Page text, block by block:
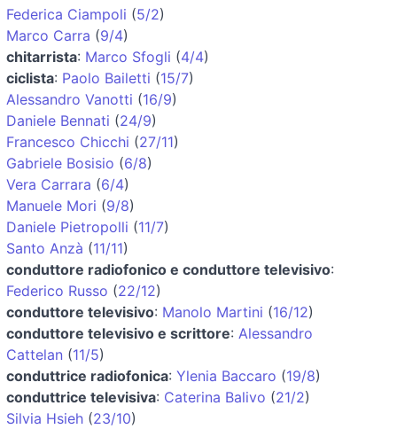
Federica Ciampoli (5/2)
Marco Carra (9/4)
chitarrista: Marco Sfogli (4/4)
ciclista: Paolo Bailetti (15/7)
Alessandro Vanotti (16/9)
Daniele Bennati (24/9)
Francesco Chicchi (27/11)
Gabriele Bosisio (6/8)
Vera Carrara (6/4)
Manuele Mori (9/8)
Daniele Pietropolli (11/7)
Santo Anzà (11/11)
conduttore radiofonico e conduttore televisivo:
Federico Russo (22/12)
conduttore televisivo: Manolo Martini (16/12)
conduttore televisivo e scrittore: Alessandro
Cattelan (11/5)
conduttrice radiofonica: Ylenia Baccaro (19/8)
conduttrice televisiva: Caterina Balivo (21/2)
Silvia Hsieh (23/10)